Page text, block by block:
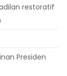
restoratif
Presiden